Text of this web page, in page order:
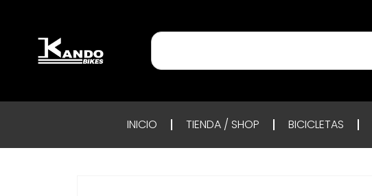
INICIO TIENDA / SHOP BICICLETAS